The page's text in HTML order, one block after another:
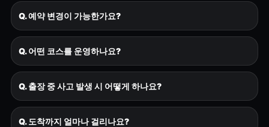
Q. 예약 변경이 가능한가요?
Q. 어떤 코스를 운영하나요?
Q. 출장 중 사고 발생 시 어떻게 하나요?
Q. 도착까지 얼마나 걸리나요?